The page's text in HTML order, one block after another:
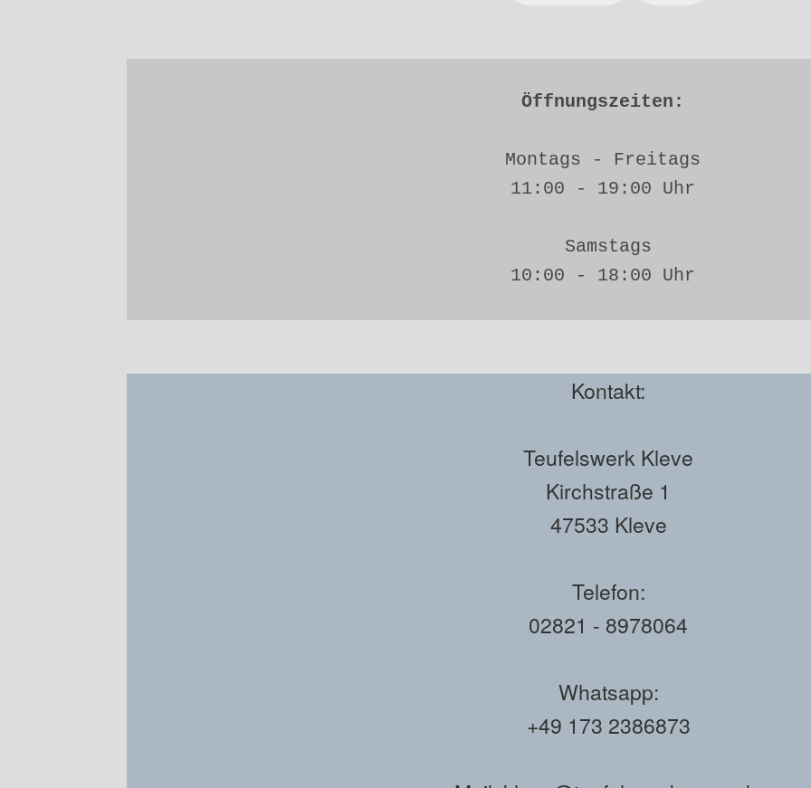
Öffnungszeiten:
Montags - Freitags
11:00 - 19:00 Uhr
Samstags
10:00 - 18:00 Uhr
Kontakt:
Teufelswerk Kleve
Kirchstraße 1
47533 Kleve
Telefon:
02821 - 8978064
Whatsapp:
+49 173 2386873